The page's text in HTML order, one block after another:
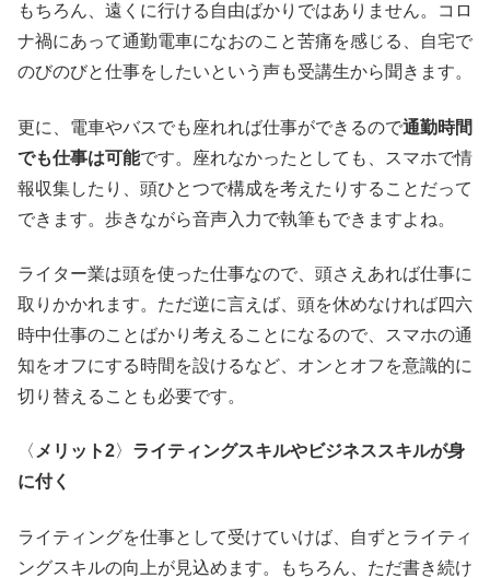
もちろん、遠くに行ける自由ばかりではありません。コロ
ナ禍にあって通勤電車になおのこと苦痛を感じる、自宅で
のびのびと仕事をしたいという声も受講生から聞きます。
更に、電車やバスでも座れれば仕事ができるので通勤時間
でも仕事は可能です。座れなかったとしても、スマホで情
報収集したり、頭ひとつで構成を考えたりすることだって
できます。歩きながら音声入力で執筆もできますよね。
ライター業は頭を使った仕事なので、頭さえあれば仕事に
取りかかれます。ただ逆に言えば、頭を休めなければ四六
時中仕事のことばかり考えることになるので、スマホの通
知をオフにする時間を設けるなど、オンとオフを意識的に
切り替えることも必要です。
〈 メリット2〉 ライティングスキルやビジネススキルが身
に付く
ライティングを仕事として受けていけば、自ずとライティ
ングスキルの向上が見込めます。もちろん、ただ書き続け